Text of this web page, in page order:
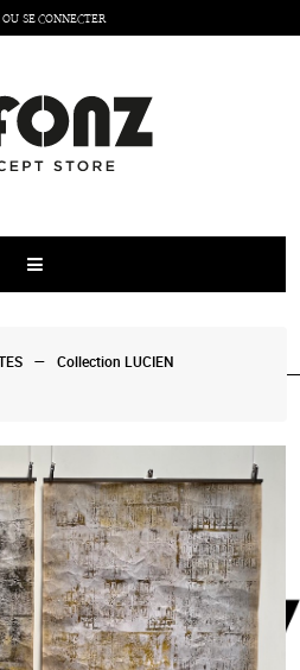
OU SE CONNECTER
Collection LUCIEN